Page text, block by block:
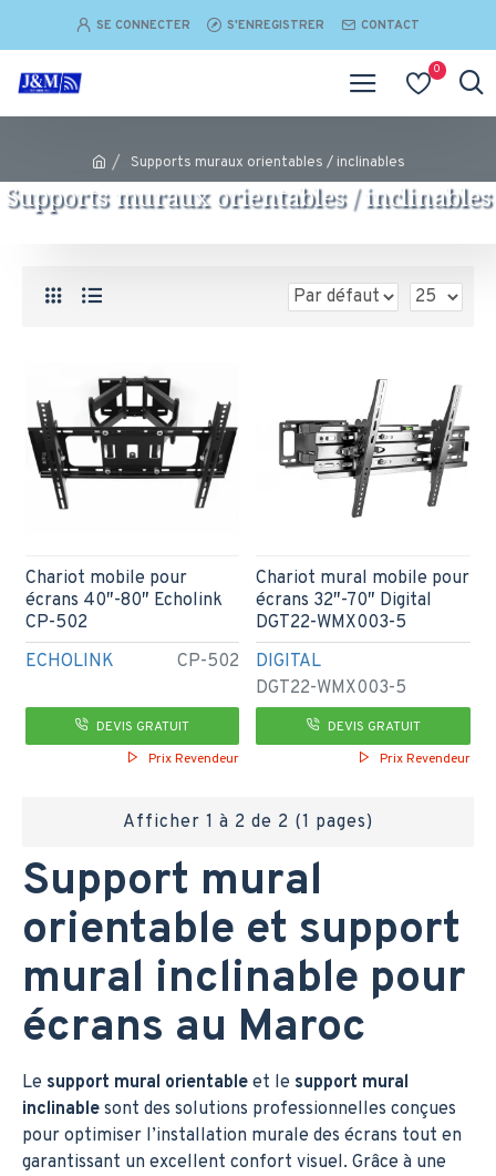
SE CONNECTER S'ENREGISTRER CONTACT
0
Supports muraux orientables / inclinables
Supports muraux orientables / inclinables
Support mural
orientable et support
mural inclinable pour
écrans au Maroc
Le support mural orientable et le support mural
inclinable sont des solutions professionnelles conçues
pour optimiser l’installation murale des écrans tout en
garantissant un excellent confort visuel. Grâce à une
ECHOLINK CP-502
Chariot mobile pour
écrans 40″-80″ Echolink
CP-502
DEVIS GRATUIT
Prix Revendeur
DIGITAL
DGT22-WMX003-5
Chariot mural mobile pour
écrans 32″-70″ Digital
DGT22-WMX003-5
DEVIS GRATUIT
Prix Revendeur
Afficher 1 à 2 de 2 (1 pages)